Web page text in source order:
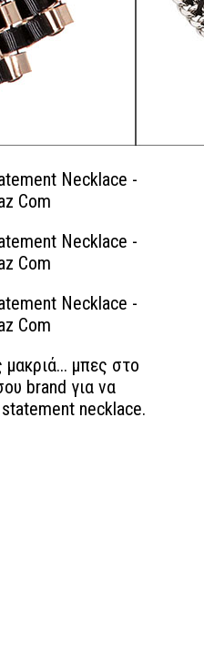
μπες στο
brand για να
statement necklace.